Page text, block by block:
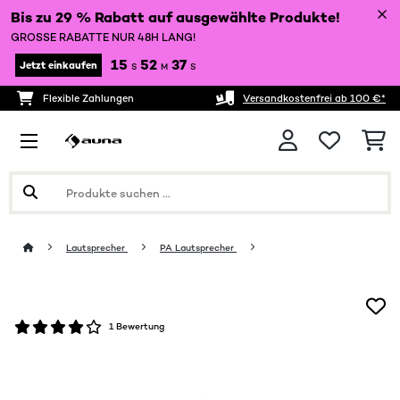
Bis zu 29 % Rabatt auf ausgewählte Produkte!
GROSSE RABATTE NUR 48H LANG!
Jetzt einkaufen 15 S 52 M 37 S
Flexible Zahlungen Versandkostenfrei ab 100 €*
Lautsprecher PA Lautsprecher
1 Bewertung